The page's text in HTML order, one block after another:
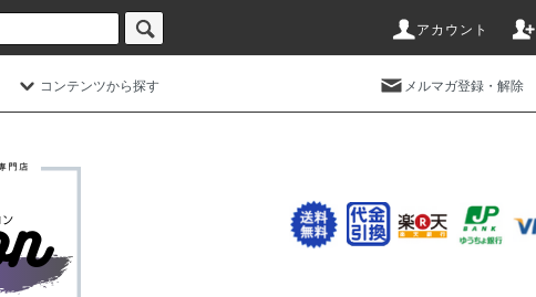
アカウント
コンテンツから探す メルマガ登録・解除